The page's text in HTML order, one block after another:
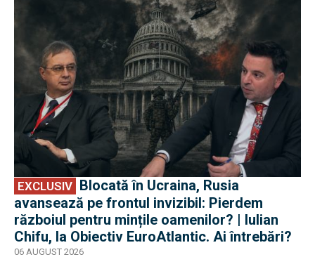
EXCLUSIV
avansează pe frontul invizibil: Pierdem
războiul pentru mințile oamenilor? | Iulian
Chifu, la Obiectiv EuroAtlantic. Ai întrebări?
06 AUGUST 2026